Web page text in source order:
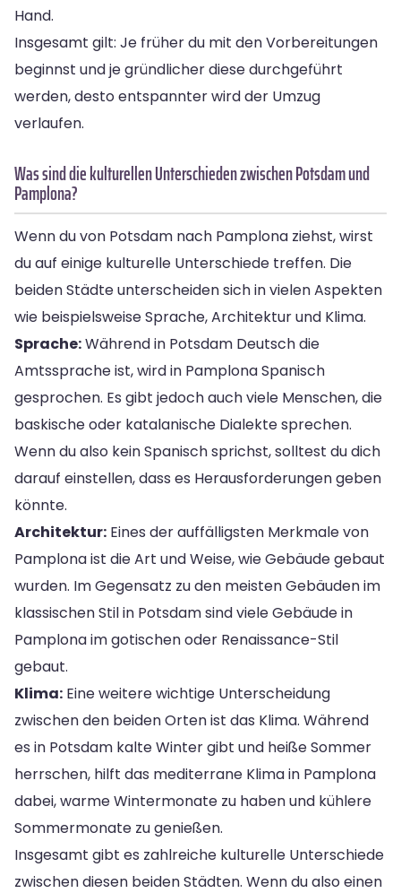
Hand.
Insgesamt gilt: Je früher du mit den Vorbereitungen
beginnst und je gründlicher diese durchgeführt
werden, desto entspannter wird der Umzug
verlaufen.
Was sind die kulturellen Unterschieden zwischen Potsdam und
Pamplona?
Wenn du von Potsdam nach Pamplona ziehst, wirst
du auf einige kulturelle Unterschiede treffen. Die
beiden Städte unterscheiden sich in vielen Aspekten
wie beispielsweise Sprache, Architektur und Klima.
Sprache:Während in Potsdam Deutsch die
Amtssprache ist, wird in Pamplona Spanisch
gesprochen. Es gibt jedoch auch viele Menschen, die
baskische oder katalanische Dialekte sprechen.
Wenn du also kein Spanisch sprichst, solltest du dich
darauf einstellen, dass es Herausforderungen geben
könnte.
Architektur: Eines der auffälligsten Merkmale von
Pamplona ist die Art und Weise, wie Gebäude gebaut
wurden. Im Gegensatz zu den meisten Gebäuden im
klassischen Stil in Potsdam sind viele Gebäude in
Pamplona im gotischen oder Renaissance-Stil
gebaut.
Klima: Eine weitere wichtige Unterscheidung
zwischen den beiden Orten ist das Klima. Während
es in Potsdam kalte Winter gibt und heiße Sommer
herrschen, hilft das mediterrane Klima in Pamplona
dabei, warme Wintermonate zu haben und kühlere
Sommermonate zu genießen.
Insgesamt gibt es zahlreiche kulturelle Unterschiede
zwischen diesen beiden Städten. Wenn du also einen